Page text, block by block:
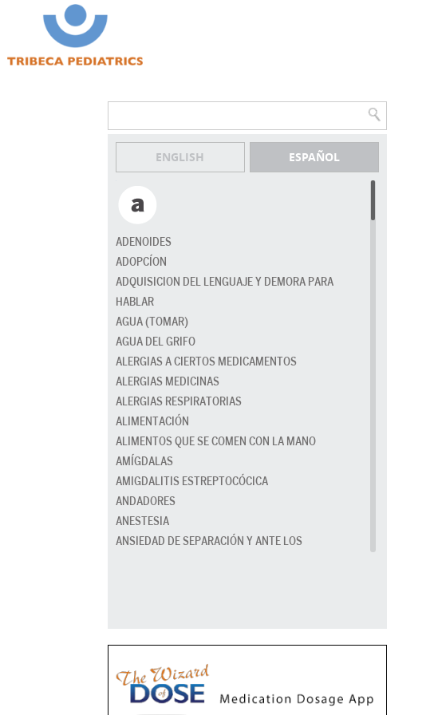
ENGLISH ESPAÑOL
ADENOIDES
ADOPCÍON
ADQUISICION DEL LENGUAJE Y DEMORA PARA
HABLAR
AGUA (TOMAR)
AGUA DEL GRIFO
ALERGIAS A CIERTOS MEDICAMENTOS
ALERGIAS MEDICINAS
ALERGIAS RESPIRATORIAS
ALIMENTACIÓN
ALIMENTOS QUE SE COMEN CON LA MANO
AMÍGDALAS
AMIGDALITIS ESTREPTOCÓCICA
ANDADORES
ANESTESIA
ANSIEDAD DE SEPARACIÓN Y ANTE LOS
APRENDER A IR AL BAÑO
ASEO